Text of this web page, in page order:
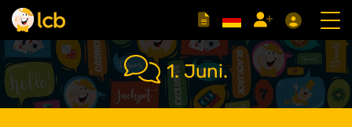
1. Juni.